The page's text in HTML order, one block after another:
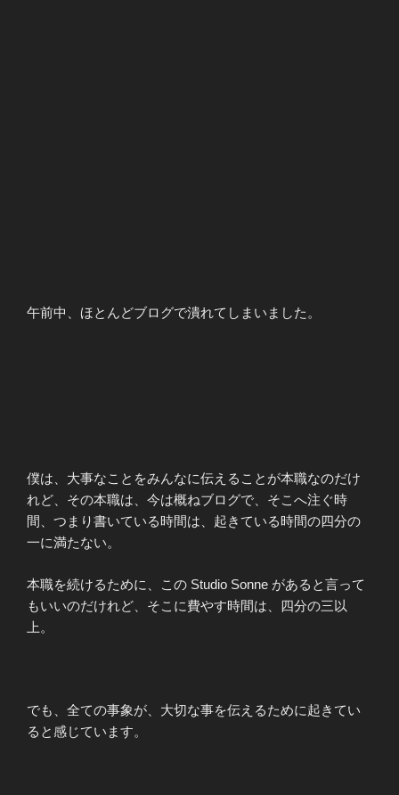
午前中、ほとんどブログで潰れてしまいました。
僕は、大事なことをみんなに伝えることが本職なのだけ
れど、その本職は、今は概ねブログで、そこへ注ぐ時
間、つまり書いている時間は、起きている時間の四分の
一に満たない。
本職を続けるために、この Studio Sonne があると言って
もいいのだけれど、そこに費やす時間は、四分の三以
上。
でも、全ての事象が、大切な事を伝えるために起きてい
ると感じています。